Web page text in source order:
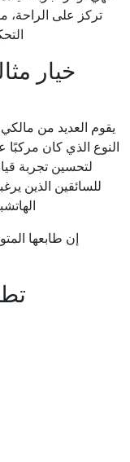
تركز على الراحة،
خيار
يقوم العديد من
النوع الذي كان مركبًا
للسائقين الذين
إن طابعها